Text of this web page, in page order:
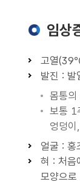
임상
고열
발진 : 발
몸통의
보통 1
엉덩
얼굴 : 홍
혀 : 처음
모양으